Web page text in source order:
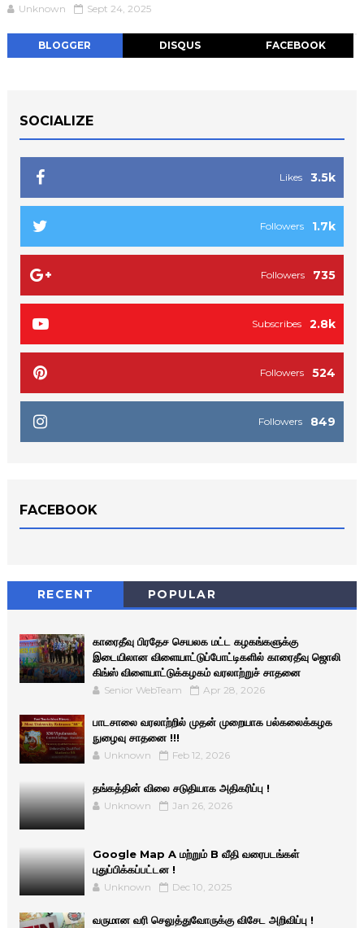
Unknown Sept 24, 2025
BLOGGER DISQUS FACEBOOK
SOCIALIZE
3.5k
Likes
1.7k
Followers
735
Followers
2.8k
Subscribes
524
Followers
849
Followers
FACEBOOK
RECENT POPULAR
காரைதீவு பிரதேச செயலக மட்ட கழகங்களுக்கு
இடையிலான விளையாட்டுப்போட்டிகளில் காரைதீவு ஜொலி
கிங்ஸ் விளையாட்டுக்கழகம் வரலாற்றுச் சாதனை
Senior WebTeam Apr 28, 2026
பாடசாலை வரலாற்றில் முதன் முறையாக பல்கலைக்கழக
நுழைவு சாதனை !!!
Unknown Feb 12, 2026
தங்கத்தின் விலை சடுதியாக அதிகரிப்பு !
Unknown Jan 26, 2026
Google Map A மற்றும் B வீதி வரைபடங்கள்
புதுப்பிக்கப்பட்டன !
Unknown Dec 10, 2025
வருமான வரி செலுத்துவோருக்கு விசேட அறிவிப்பு !